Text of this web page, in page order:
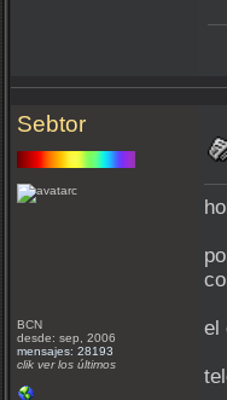
Sebtor
BCN
desde: sep, 2006
mensajes: 28193
clik ver los últimos
el